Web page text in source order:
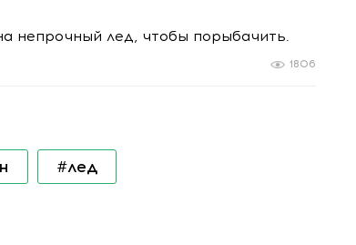
непрочный лед, чтобы порыбачить.
1806
#лед